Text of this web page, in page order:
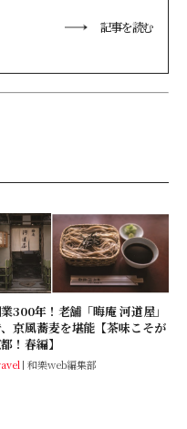
記事を読む
300年！老舗「晦庵 河道屋」
京風蕎麦を堪能【茶味こそが
！春編】
和樂web編集部